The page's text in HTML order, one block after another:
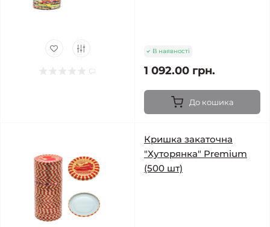
В наявності
1 092.00 грн.
До кошика
Кришка закаточна
"Хуторянка" Premium
(500 шт)